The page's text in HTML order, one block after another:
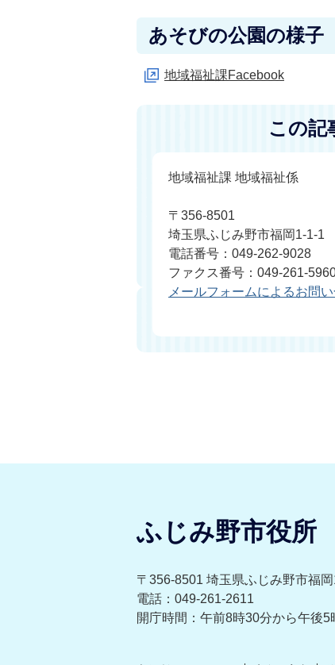
あそびの公園の様子
地域福祉課Facebook
この記
地域福祉課 地域福祉係
〒356-8501
埼玉県ふじみ野市福岡1-1-1
電話番号：049-262-9028
ファクス番号：049-261-
メールフォームによるお問
ふじみ野市役所
〒356-8501 埼玉県ふじみ野市福
電話：049-261-2611
開庁時間：午前8時30分から午後5